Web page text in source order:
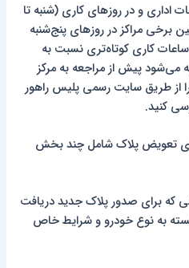
اداری و در روزهای کاری (شنبه تا
برخی مراکز در روزهای پنج‌شنبه
کاری کوتاه‌تری نسبت به
می‌شود پیش از مراجعه به مرکز
از طریق سایت رسمی پلیس راهور
کنید.
تعویض پلاک شامل چند بخش
که برای صدور پلاک جدید دریافت
به نوع خودرو و شرایط خاص